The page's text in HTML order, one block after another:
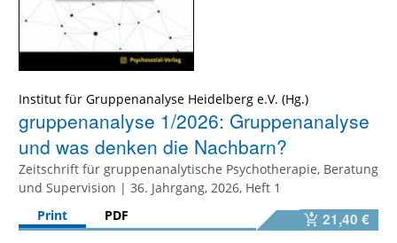
Institut für Gruppenanalyse Heidelberg e.V. (Hg.)
gruppenanalyse 1/2026: Gruppenanalyse
und was denken die Nachbarn?
Zeitschrift für gruppenanalytische Psychotherapie, Beratung
und Supervision | 36. Jahrgang, 2026, Heft 1
Print
PDF 21,40 €